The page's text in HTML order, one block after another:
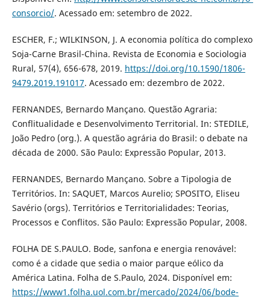
consorcio/. Acessado em: setembro de 2022.
ESCHER, F.; WILKINSON, J. A economia política do complexo
Soja-Carne Brasil-China. Revista de Economia e Sociologia
Rural, 57(4), 656-678, 2019. https://doi.org/10.1590/1806-
9479.2019.191017. Acessado em: dezembro de 2022.
FERNANDES, Bernardo Mançano. Questão Agraria:
Conflitualidade e Desenvolvimento Territorial. In: STEDILE,
João Pedro (org.). A questão agrária do Brasil: o debate na
década de 2000. São Paulo: Expressão Popular, 2013.
FERNANDES, Bernardo Mançano. Sobre a Tipologia de
Territórios. In: SAQUET, Marcos Aurelio; SPOSITO, Eliseu
Savério (orgs). Territórios e Territorialidades: Teorias,
Processos e Conflitos. São Paulo: Expressão Popular, 2008.
FOLHA DE S.PAULO. Bode, sanfona e energia renovável:
como é a cidade que sedia o maior parque eólico da
América Latina. Folha de S.Paulo, 2024. Disponível em:
https://www1.folha.uol.com.br/mercado/2024/06/bode-